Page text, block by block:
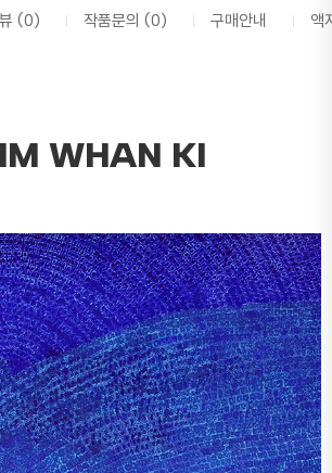
(0) 작품문의 (0) 구매안내 액
WHAN KI